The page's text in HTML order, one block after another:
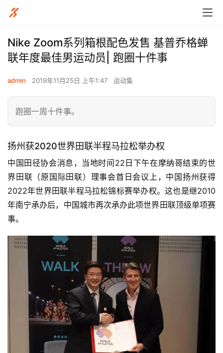
Nike Zoom系列箱根配色发售 基普乔格蝉
联年度最佳男运动员| 跑圈十件事
admin 2019年11月25日 上午1:47 运动集
跑圈一周十件事。
扬州获2020世界田联半程马拉松举办权
中国田径协会消息，当地时间22日下午在摩纳哥结束的世
界田联（原国际田联）理事会首日会议上，中国扬州获得
2022年世界田联半程马拉松锦标赛举办权。这也是继2010
年南宁承办后，中国城市再次承办此项世界田联顶级单项赛
事。